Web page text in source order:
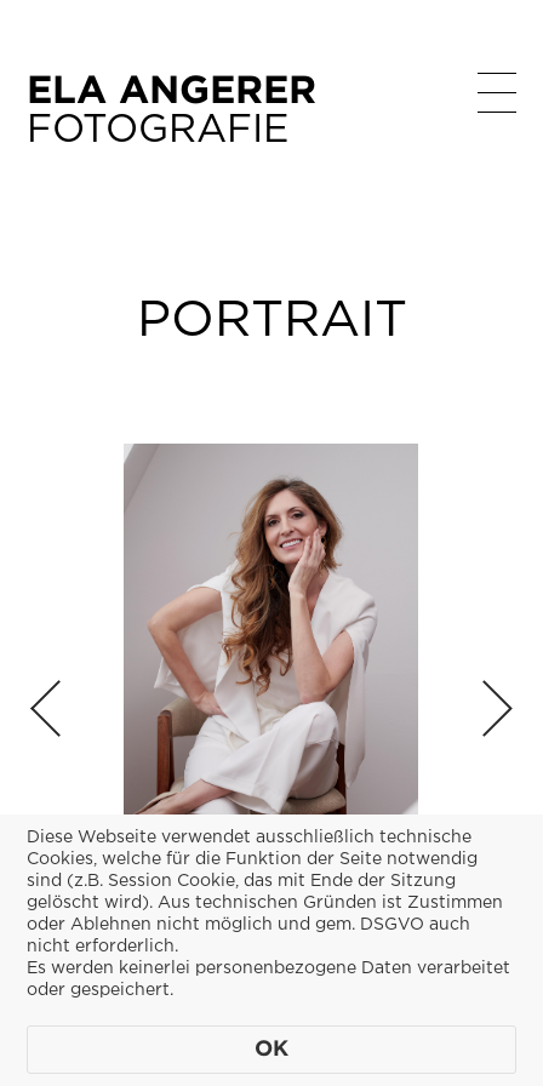
ELA ANGERER
FOTOGRAFIE
INTERIOR / STILLS
ABOUT / KONTAKT
PORTRAIT
Dr. Rebekah Granger-Ellis /
Neuroscientist
Diese Webseite verwendet ausschließlich technische
Cookies, welche für die Funktion der Seite notwendig
sind (z.B. Session Cookie, das mit Ende der Sitzung
gelöscht wird). Aus technischen Gründen ist Zustimmen
oder Ablehnen nicht möglich und gem. DSGVO auch
nicht erforderlich.
Es werden keinerlei personenbezogene Daten verarbeitet
oder gespeichert.
OK